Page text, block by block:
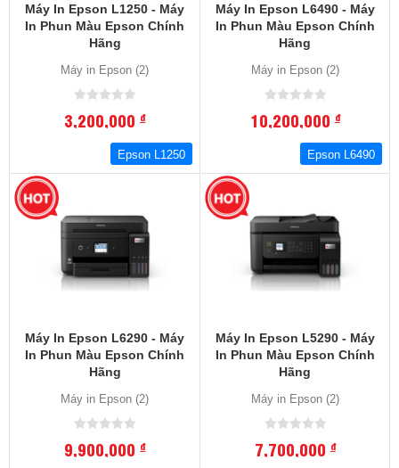
Máy In Epson L1250 - Máy
In Phun Màu Epson Chính
Hãng
Máy in Epson (2)
3,200,000đ
Epson L1250
Máy In Epson L6490 - Máy
In Phun Màu Epson Chính
Hãng
Máy in Epson (2)
10,200,000đ
Epson L6490
Máy In Epson L6290 - Máy
In Phun Màu Epson Chính
Hãng
Máy in Epson (2)
9,900,000đ
Máy In Epson L5290 - Máy
In Phun Màu Epson Chính
Hãng
Máy in Epson (2)
7,700,000đ